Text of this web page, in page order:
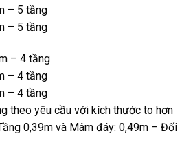
– 5 tầng
– 5 tầng
– 4 tầng
– 4 tầng
– 4 tầng
theo yêu cầu với kích thước to hơn
0,39m và Mâm đáy: 0,49m – Đối